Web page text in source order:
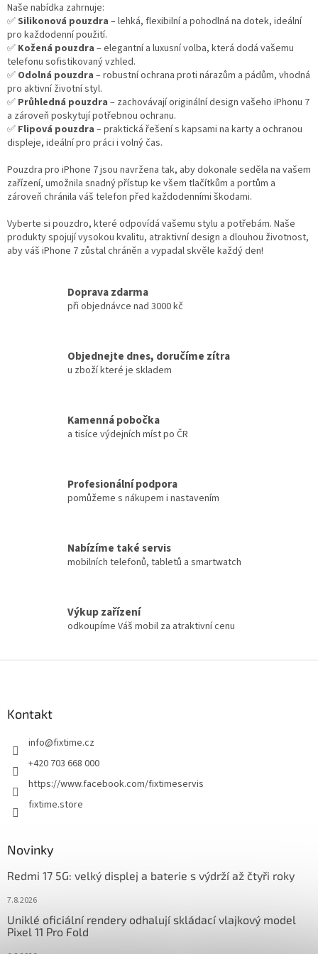
p
v
y
ý
p
i
s
Naše nabídka zahrnuje:
✅Silikonová pouzdra – lehká, flexibilní a pohodlná na dotek, ideální
pro každodenní použití.
✅ Kožená pouzdra – elegantní a luxusní volba, která dodá vašemu
telefonu sofistikovaný vzhled.
✅ Odolná pouzdra – robustní ochrana proti nárazům a pádům, vhodná
pro aktivní životní styl.
✅ Průhledná pouzdra – zachovávají originální design vašeho iPhonu 7
a zároveň poskytují potřebnou ochranu.
✅ Flipová pouzdra – praktická řešení s kapsami na karty a ochranou
displeje, ideální pro práci i volný čas.
Pouzdra pro iPhone 7 jsou navržena tak, aby dokonale seděla na vašem
zařízení, umožnila snadný přístup ke všem tlačítkům a portům a
zároveň chránila váš telefon před každodenními škodami.
Vyberte si pouzdro, které odpovídá vašemu stylu a potřebám. Naše
produkty spojují vysokou kvalitu, atraktivní design a dlouhou životnost,
aby váš iPhone 7 zůstal chráněn a vypadal skvěle každý den!
Doprava zdarma
při objednávce nad 3000 kč
Objednejte dnes, doručíme zítra
u zboží které je skladem
Kamenná pobočka
a tisíce výdejních míst po ČR
Profesionální podpora
pomůžeme s nákupem i nastavením
Nabízíme také servis
mobilních telefonů, tabletů a smartwatch
Výkup zařízení
odkoupíme Váš mobil za atraktivní cenu
Kontakt
info@fixtime.cz
+420 703 668 000
https://www.facebook.com/fixtimeservis
fixtime.store
Novinky
Redmi 17 5G: velký displej a baterie s výdrží až čtyři roky
7.8.2026
Uniklé oficiální rendery odhalují skládací vlajkový model
Pixel 11 Pro Fold